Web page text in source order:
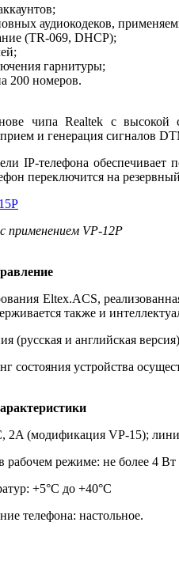
аудиокодеков,
(TR-069, DHCP);
гарнитуры;
200 номеров.
чипа Realtek с высокой
и генерация сигналов
IP-телефона обеспечивает
переключится на
применением VP-12P
Eltex.ACS,
также и
(русская и английская
состояния устройства
2A (модификация VP-15);
рабочем режиме: не более 4
+5°С до +40°С
телефона: настольное.